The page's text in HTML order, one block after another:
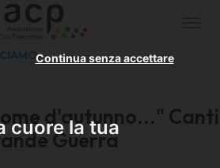
cuore la tua
Continua senza accettare
d'autunno..." Canti
Guerra